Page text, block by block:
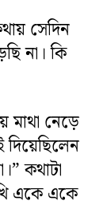
সেদিন
না। কি
মাথা নেড়ে
কথাটা
একে একে